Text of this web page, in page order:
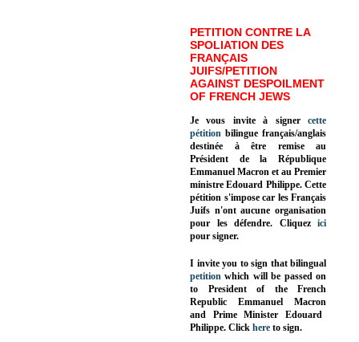
PETITION CONTRE LA
SPOLIATION DES
FRANÇAIS
JUIFS/PETITION
AGAINST DESPOILMENT
OF FRENCH JEWS
Je vous invite à signer cette
pétition bilingue français/anglais
destinée à être remise au
Président de la République
Emmanuel Macron et au Premier
ministre Edouard Philippe. Cette
pétition s'impose car les Français
Juifs n'ont aucune organisation
pour les défendre. Cliquez
ici
pour signer.
I invite you to sign that bilingual
petition which will be passed on
to President of the French
Republic Emmanuel Macron
and Prime Minister Edouard
Philippe. Click here to sign.